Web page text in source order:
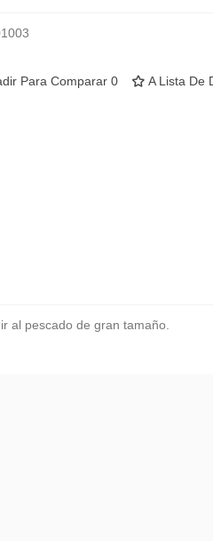
Para Comparar 0 A Lista De
al pescado de gran tamaño.